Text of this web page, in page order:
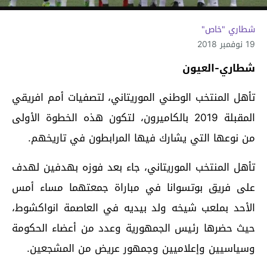
شطاري "خاص"
19 نوفمبر 2018
شطاري-العيون
تأهل المنتخب الوطني الموريتاني، لتصفيات أمم افريقي
المقبلة 2019 بالكاميرون، لتكون هذه الخطوة الأولى
من نوعها التي يشارك فيها المرابطون في تاريخهم.
تأهل المنتخب الموريتاني، جاء بعد فوزه بهدفين لهدف
على فريق بوتسوانا في مباراة جمعتهما مساء أمس
الأحد بملعب شيخه ولد بيديه في العاصمة انواكشوط،
حيث حضرها رئيس الجمهورية وعدد من أعضاء الحكومة
وسياسيين وإعلاميين وجمهور عريض من المشجعين.